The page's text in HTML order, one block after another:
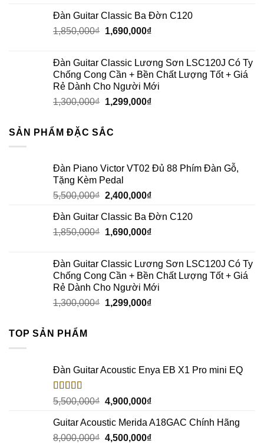
Đàn Guitar Classic Ba Đờn C120
1,850,000₫ 1,690,000₫
Đàn Guitar Classic Lương Sơn LSC120J Có Ty
Chống Cong Cần + Bền Chất Lượng Tốt + Giá
Rẻ Dành Cho Người Mới
1,300,000₫ 1,299,000₫
SẢN PHẨM ĐẶC SẮC
Đàn Piano Victor VT02 Đủ 88 Phím Đàn Gỗ,
Tặng Kèm Pedal
5,500,000₫ 2,400,000₫
Đàn Guitar Classic Ba Đờn C120
1,850,000₫ 1,690,000₫
Đàn Guitar Classic Lương Sơn LSC120J Có Ty
Chống Cong Cần + Bền Chất Lượng Tốt + Giá
Rẻ Dành Cho Người Mới
1,300,000₫ 1,299,000₫
TOP SẢN PHẨM
Đàn Guitar Acoustic Enya EB X1 Pro mini EQ
Rated5.00
out of 5
5,500,000₫ 4,900,000₫
Guitar Acoustic Merida A18GAC Chính Hãng
8,000,000₫ 4,500,000₫